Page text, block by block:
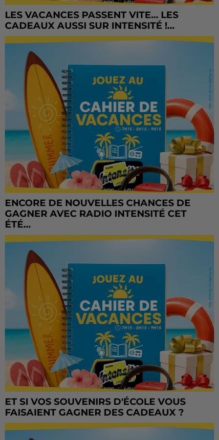
LES VACANCES PASSENT VITE... LES
CADEAUX AUSSI SUR INTENSITÉ !...
ENCORE DE NOUVELLES CHANCES DE
GAGNER AVEC RADIO INTENSITÉ CET
ÉTÉ...
ET SI VOS SOUVENIRS D'ÉCOLE VOUS
FAISAIENT GAGNER DES CADEAUX ?